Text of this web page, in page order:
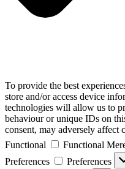
To provide the best
store and/or access device
technologies will allow us to
behaviour or unique IDs on
consent, may adversely affect
Functional
Functional
Preferences
Preferences